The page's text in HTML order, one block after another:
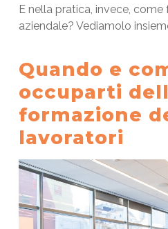
E nella pratica, invece,
aziendale? Vediamolo
Quando e
occuparti
formazione
lavoratori